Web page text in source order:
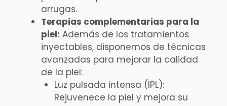
arrugas.
Terapias complementarias para la
piel: Además de los tratamientos
inyectables, disponemos de técnicas
avanzadas para mejorar la calidad
de la piel:
Luz pulsada intensa (IPL):
Rejuvenece la piel y mejora su